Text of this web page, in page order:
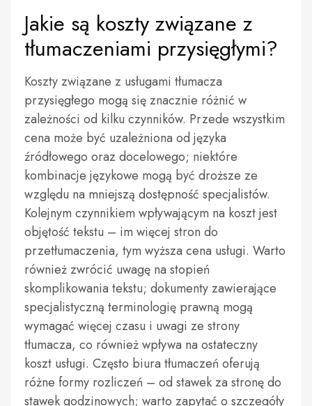
Jakie są koszty związane z
tłumaczeniami przysięgłymi?
Koszty związane z usługami tłumacza
przysięgłego mogą się znacznie różnić w
zależności od kilku czynników. Przede wszystkim
cena może być uzależniona od języka
źródłowego oraz docelowego; niektóre
kombinacje językowe mogą być droższe ze
względu na mniejszą dostępność specjalistów.
Kolejnym czynnikiem wpływającym na koszt jest
objętość tekstu – im więcej stron do
przetłumaczenia, tym wyższa cena usługi. Warto
również zwrócić uwagę na stopień
skomplikowania tekstu; dokumenty zawierające
specjalistyczną terminologię prawną mogą
wymagać więcej czasu i uwagi ze strony
tłumacza, co również wpływa na ostateczny
koszt usługi. Często biura tłumaczeń oferują
różne formy rozliczeń – od stawek za stronę do
stawek godzinowych; warto zapytać o szczegóły